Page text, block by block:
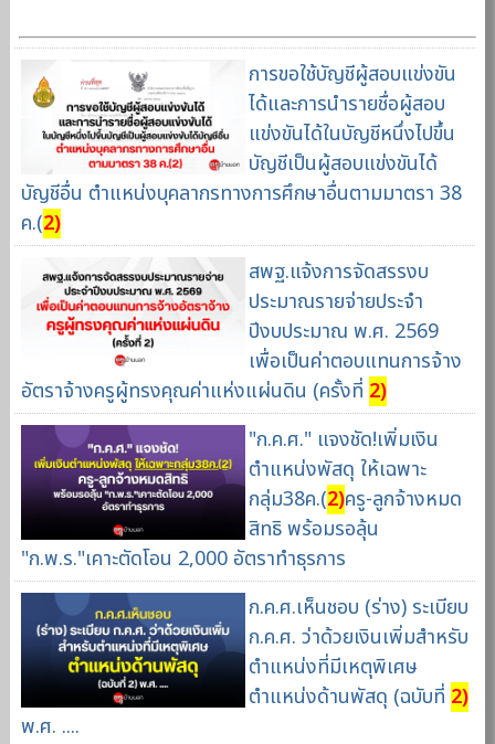
การขอใช้บัญชีผู้สอบแข่งขัน
ได้และการนำรายชื่อผู้สอบ
แข่งขันได้ในบัญชีหนึ่งไปขึ้น
บัญชีเป็นผู้สอบแข่งขันได้
บัญชีอื่น ตำแหน่งบุคลากรทางการศึกษาอื่นตามมาตรา 38
ค.(2)
สพฐ.แจ้งการจัดสรรงบ
ประมาณรายจ่ายประจำ
ปีงบประมาณ พ.ศ. 2569
เพื่อเป็นค่าตอบแทนการจ้าง
อัตราจ้างครูผู้ทรงคุณค่าแห่งแผ่นดิน (ครั้งที่ 2)
"ก.ค.ศ." แจงชัด!เพิ่มเงิน
ตำแหน่งพัสดุ ให้เฉพาะ
กลุ่ม38ค.(2)ครู-ลูกจ้างหมด
สิทธิ พร้อมรอลุ้น
"ก.พ.ร."เคาะตัดโอน 2,000 อัตราทำธุรการ
ก.ค.ศ.เห็นชอบ (ร่าง) ระเบียบ
ก.ค.ศ. ว่าด้วยเงินเพิ่มสำหรับ
ตำแหน่งที่มีเหตุพิเศษ
ตำแหน่งด้านพัสดุ (ฉบับที่ 2)
พ.ศ. ....